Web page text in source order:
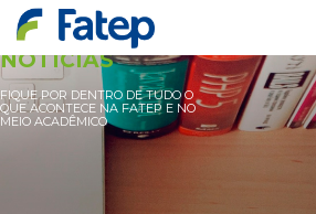
NOTÍCIAS
FIQUE POR DENTRO DE TUDO O
QUE ACONTECE NA FATEP E NO
MEIO ACADÊMICO